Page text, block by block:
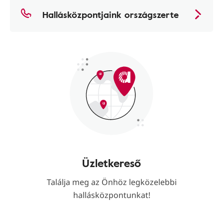
Hallásközpontjaink országszerte
Üzletkereső
Találja meg az Önhöz legközelebbi
hallásközpontunkat!